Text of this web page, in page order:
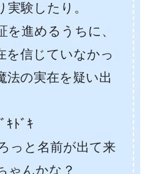
験したり。
を進めるうちに、
を信じていなかっ
法の実在を疑い出
ｷﾄﾞｷ
っと名前が出て来
ゃんかな？